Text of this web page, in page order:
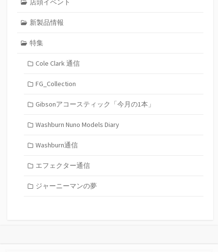
店頭イベント
新製品情報
特集
Cole Clark 通信
FG_Collection
Gibsonアコースティック「今月の1本」
Washburn Nuno Models Diary
Washburn通信
エフェクター通信
ジャーニーマンの夢